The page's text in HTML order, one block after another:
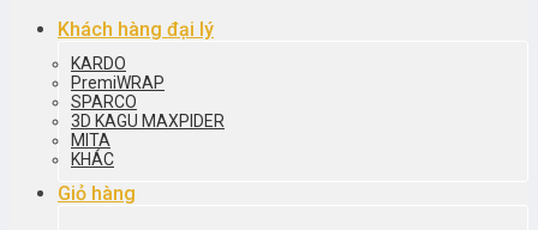
Khách hàng đại lý
KARDO
PremiWRAP
SPARCO
3D KAGU MAXPIDER
MITA
KHÁC
Giỏ hàng